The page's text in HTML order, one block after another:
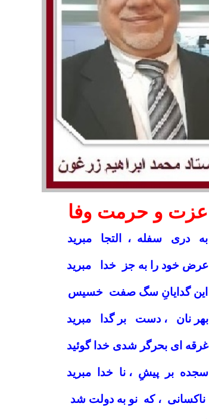
عزت و حرمت وفا
به دری سفله ، التجا مبرید
عرض خود را به جز خدا مبرید
این گدایانِ سگ صفت خسیس
بهر نان ، دست بر گدا مبرید
غرقه ای بحرگر شدی خدا گوئید
سجده بر پیشِ ، نا خدا مبرید
ناکسانی ، که نو به دولت شد